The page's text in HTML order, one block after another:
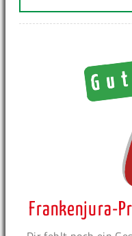
Frankenjura-